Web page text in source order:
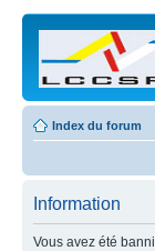
Index du forum
Information
Vous avez été banni